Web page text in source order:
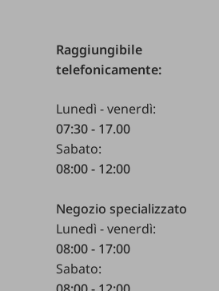
Raggiungibile
telefonicamente:
Lunedì - venerdì:
07:30 - 17.00
Sabato:
08:00 - 12:00
Negozio specializzato
Lunedì - venerdì:
08:00 - 17:00
Sabato: